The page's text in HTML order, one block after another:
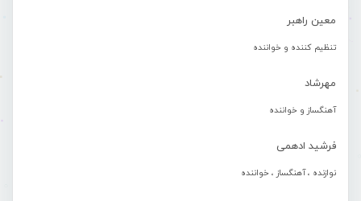
معین راهبر
تنظیم کننده و خواننده
مهرشاد
آهنگساز و خواننده
فرشید ادهمی
نوازنده ، آهنگساز ، خواننده